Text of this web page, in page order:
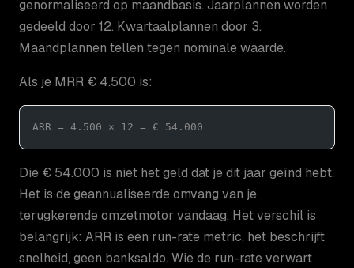
genormaliseerd op maandbasis. Jaarplannen worden
gedeeld door 12. Kwartaalplannen door 3.
Maandplannen tellen tegen nominale waarde.
Als je MRR € 4.500 is:
ARR = 4.500 × 12 = € 54.000
Die € 54.000 is niet het geld dat je dit jaar geïnd hebt.
Het is de geannualiseerde omvang van je
terugkerende omzetmotor vandaag. Het verschil is
belangrijk: ARR is een run-rate metric, het beschrijft
snelheid, geen banksaldo. Wie de run-rate verwart